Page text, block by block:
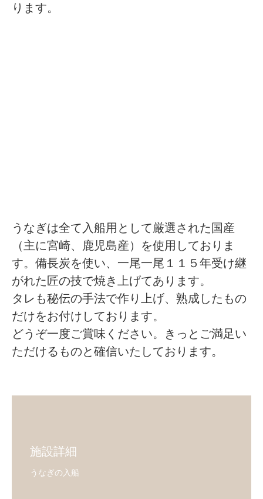
ります。
うなぎは全て入船用として厳選された国産
（主に宮崎、鹿児島産）を使用しておりま
す。備長炭を使い、一尾一尾１１５年受け継
がれた匠の技で焼き上げてあります。
タレも秘伝の手法で作り上げ、熟成したもの
だけをお付けしております。
どうぞ一度ご賞味ください。きっとご満足い
ただけるものと確信いたしております。
施設詳細
うなぎの入船